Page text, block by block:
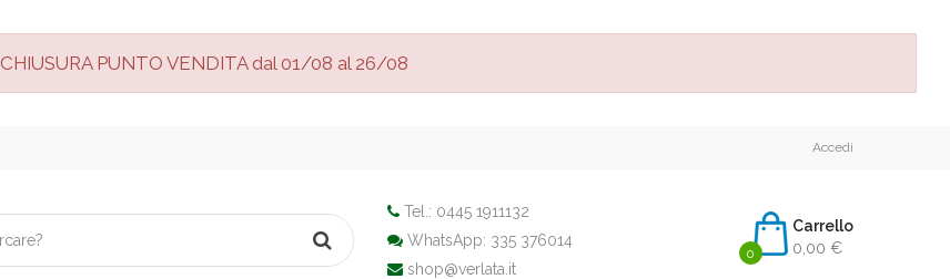
CHIUSURA PUNTO VENDITA dal 01/08 al 26/08
Accedi
Tel.: 0445 1911132
WhatsApp: 335 376014
shop@verlata.it
Carrello
0,00 €
0